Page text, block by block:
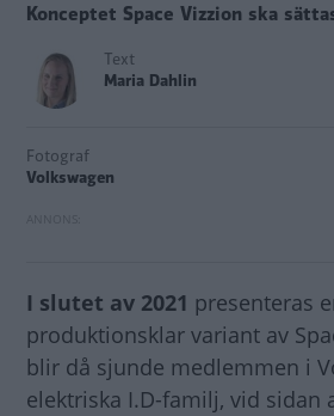
Konceptet Space Vizzion ska
Text
Maria Dahlin
Fotograf
Volkswagen
I slutet av 2021 presenteras
produktionsklar variant av
blir då sjunde medlemmen i
elektriska I.D-familj, vid sidan